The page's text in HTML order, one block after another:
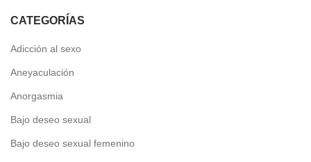
CATEGORÍAS
Adicción al sexo
Aneyaculación
Anorgasmia
Bajo deseo sexual
Bajo deseo sexual femenino